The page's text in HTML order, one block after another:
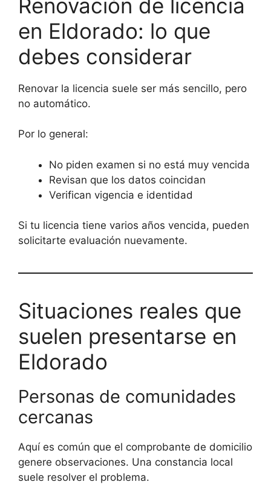
Renovación de licencia
en Eldorado: lo que
debes considerar
Renovar la licencia suele ser más sencillo, pero
no automático.
Por lo general:
No piden examen si no está muy vencida
Revisan que los datos coincidan
Verifican vigencia e identidad
Si tu licencia tiene varios años vencida, pueden
solicitarte evaluación nuevamente.
Situaciones reales que
suelen presentarse en
Eldorado
Personas de comunidades
cercanas
Aquí es común que el comprobante de domicilio
genere observaciones. Una constancia local
suele resolver el problema.